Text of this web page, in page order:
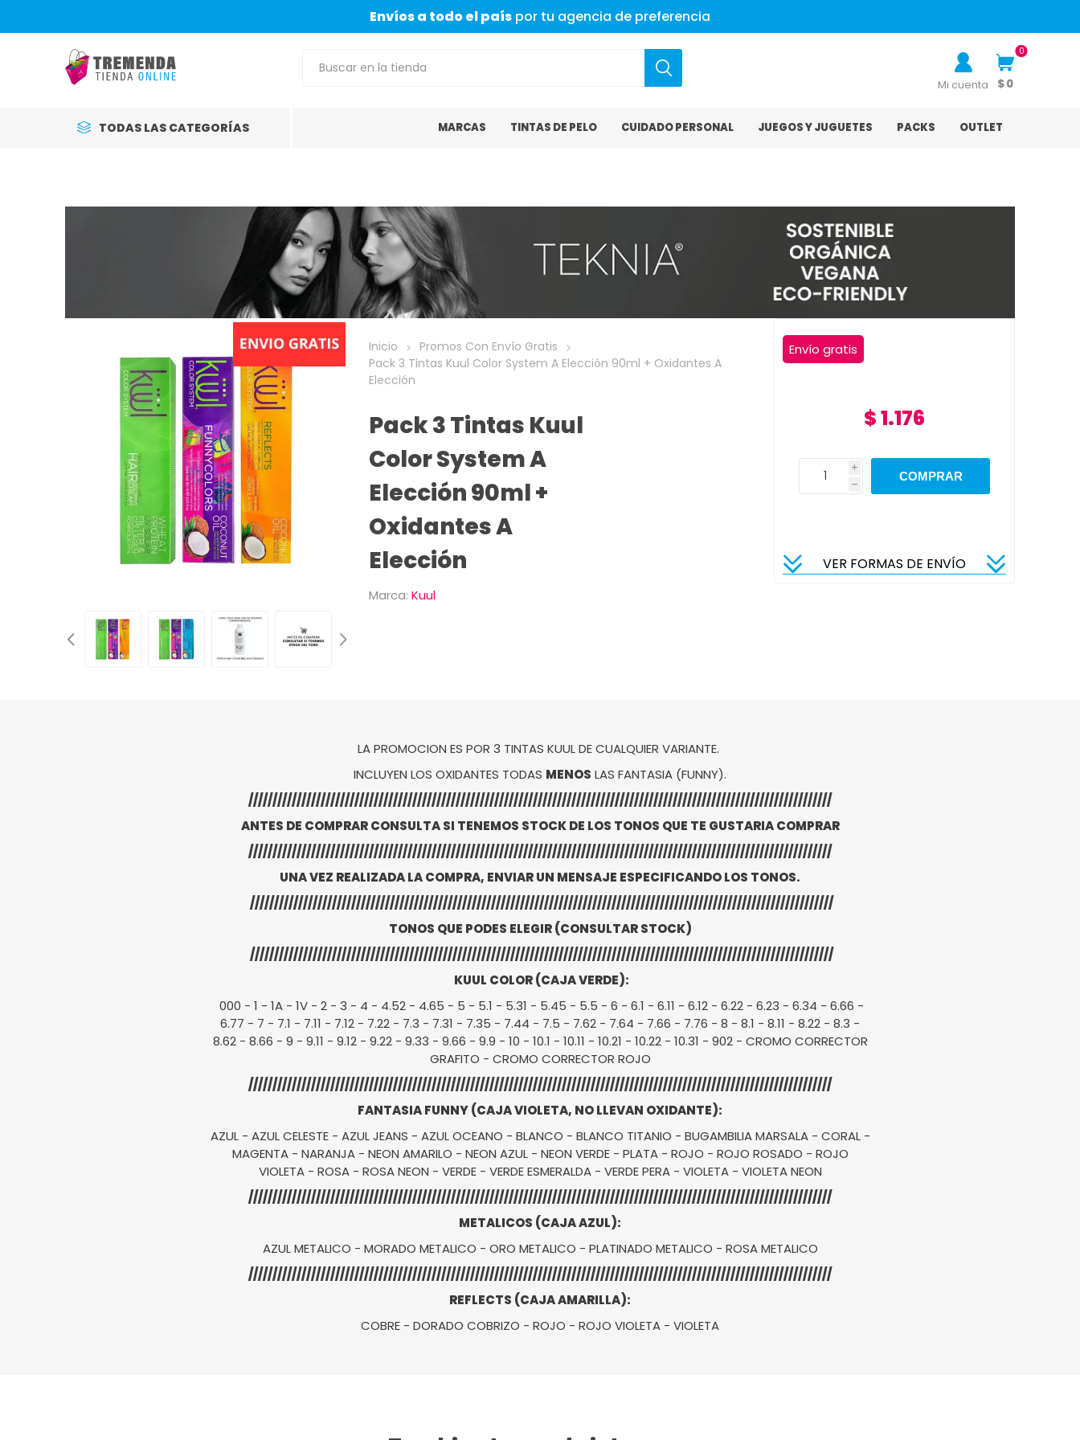
Envíos a todo el país por tu agencia de preferencia
Mi cuenta
0
$ 0
TODAS LAS CATEGORÍAS MARCAS TINTAS DE PELO CUIDADO PERSONAL JUEGOS Y JUGUETES PACKS OUTLET
Inicio
Promos Con Envío Gratis
Pack 3 Tintas Kuul Color System A Elección 90ml + Oxidantes A
Elección
Pack 3 Tintas Kuul
Color System A
Elección 90ml +
Oxidantes A
Elección
Marca: Kuul
Envío gratis
$ 1.176
i
h
VER FORMAS DE ENVÍO
LA PROMOCION ES POR 3 TINTAS KUUL DE CUALQUIER VARIANTE.
INCLUYEN LOS OXIDANTES TODAS MENOS LAS FANTASIA (FUNNY).
/////////////////////////////////////////////////////////////////////////////////////////////////////////////////////////
ANTES DE COMPRAR CONSULTA SI TENEMOS STOCK DE LOS TONOS QUE TE GUSTARIA COMPRAR
/////////////////////////////////////////////////////////////////////////////////////////////////////////////////////////
UNA VEZ REALIZADA LA COMPRA, ENVIAR UN MENSAJE ESPECIFICANDO LOS TONOS.
/////////////////////////////////////////////////////////////////////////////////////////////////////////////////////////
TONOS QUE PODES ELEGIR (CONSULTAR STOCK)
/////////////////////////////////////////////////////////////////////////////////////////////////////////////////////////
KUUL COLOR (CAJA VERDE):
000 - 1 - 1A - 1V - 2 - 3 - 4 - 4.52 - 4.65 - 5 - 5.1 - 5.31 - 5.45 - 5.5 - 6 - 6.1 - 6.11 - 6.12 - 6.22 - 6.23 - 6.34 - 6.66 -
6.77 - 7 - 7.1 - 7.11 - 7.12 - 7.22 - 7.3 - 7.31 - 7.35 - 7.44 - 7.5 - 7.62 - 7.64 - 7.66 - 7.76 - 8 - 8.1 - 8.11 - 8.22 - 8.3 -
8.62 - 8.66 - 9 - 9.11 - 9.12 - 9.22 - 9.33 - 9.66 - 9.9 - 10 - 10.1 - 10.11 - 10.21 - 10.22 - 10.31 - 902 - CROMO CORRECTOR
GRAFITO - CROMO CORRECTOR ROJO
/////////////////////////////////////////////////////////////////////////////////////////////////////////////////////////
FANTASIA FUNNY (CAJA VIOLETA, NO LLEVAN OXIDANTE):
AZUL - AZUL CELESTE - AZUL JEANS - AZUL OCEANO - BLANCO - BLANCO TITANIO - BUGAMBILIA MARSALA - CORAL -
MAGENTA - NARANJA - NEON AMARILO - NEON AZUL - NEON VERDE - PLATA - ROJO - ROJO ROSADO - ROJO
VIOLETA - ROSA - ROSA NEON - VERDE - VERDE ESMERALDA - VERDE PERA - VIOLETA - VIOLETA NEON
/////////////////////////////////////////////////////////////////////////////////////////////////////////////////////////
METALICOS (CAJA AZUL):
AZUL METALICO - MORADO METALICO - ORO METALICO - PLATINADO METALICO - ROSA METALICO
/////////////////////////////////////////////////////////////////////////////////////////////////////////////////////////
REFLECTS (CAJA AMARILLA):
COBRE - DORADO COBRIZO - ROJO - ROJO VIOLETA - VIOLETA